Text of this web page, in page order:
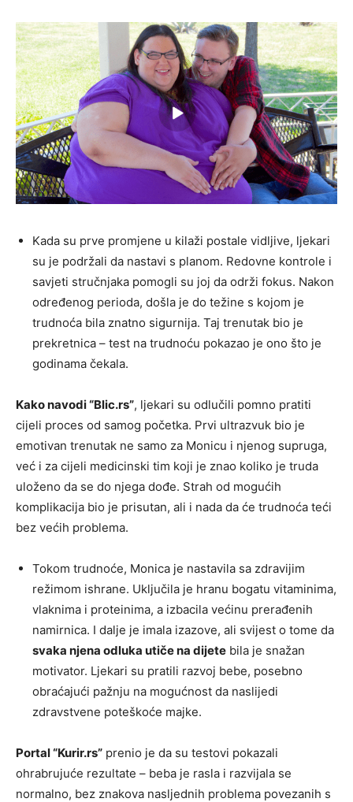
Kada su prve promjene u kilaži postale vidljive, ljekari
su je podržali da nastavi s planom. Redovne kontrole i
savjeti stručnjaka pomogli su joj da održi fokus. Nakon
određenog perioda, došla je do težine s kojom je
trudnoća bila znatno sigurnija. Taj trenutak bio je
prekretnica – test na trudnoću pokazao je ono što je
godinama čekala.
Kako navodi “Blic.rs”, ljekari su odlučili pomno pratiti
cijeli proces od samog početka. Prvi ultrazvuk bio je
emotivan trenutak ne samo za Monicu i njenog supruga,
već i za cijeli medicinski tim koji je znao koliko je truda
uloženo da se do njega dođe. Strah od mogućih
komplikacija bio je prisutan, ali i nada da će trudnoća teći
bez većih problema.
Tokom trudnoće, Monica je nastavila sa zdravijim
režimom ishrane. Uključila je hranu bogatu vitaminima,
vlaknima i proteinima, a izbacila većinu prerađenih
namirnica. I dalje je imala izazove, ali svijest o tome da
svaka njena odluka utiče na dijete bila je snažan
motivator. Ljekari su pratili razvoj bebe, posebno
obraćajući pažnju na mogućnost da naslijedi
zdravstvene poteškoće majke.
Portal “Kurir.rs” prenio je da su testovi pokazali
ohrabrujuće rezultate – beba je rasla i razvijala se
normalno, bez znakova nasljednih problema povezanih s